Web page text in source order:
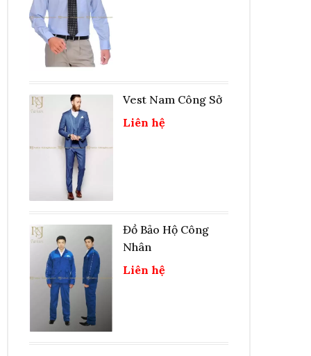
Vest Nam Công Sở
Liên hệ
Đồ Bảo Hộ Công
Nhân
Liên hệ